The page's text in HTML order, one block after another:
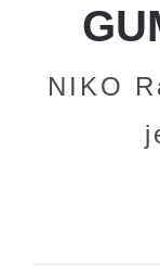
NIKO